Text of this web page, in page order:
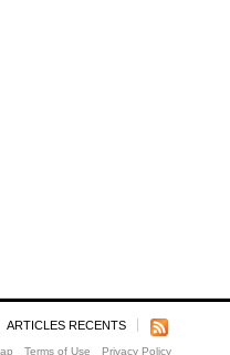
ARTICLES RECENTS
Terms of Use Privacy Policy